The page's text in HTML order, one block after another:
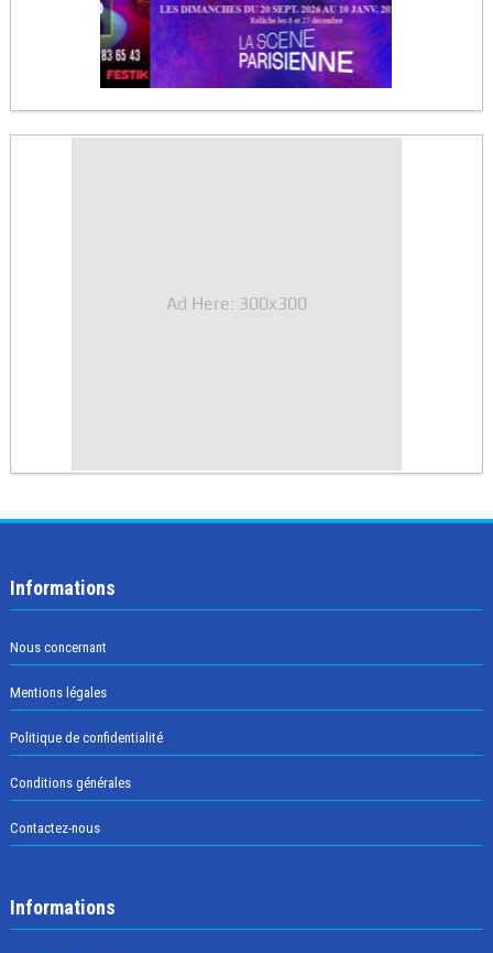
Ad Here: 300x300
Informations
Nous concernant
Mentions légales
Politique de confidentialité
Conditions générales
Contactez-nous
Informations